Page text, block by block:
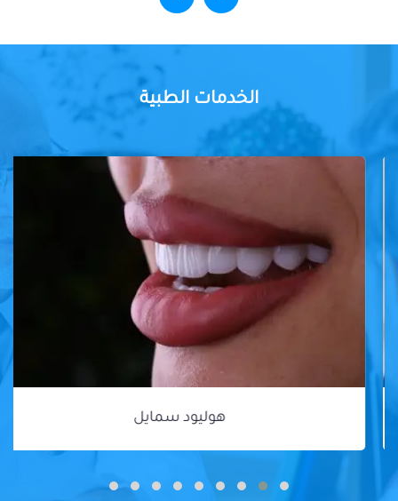
الخدمات الطبية
هوليود سمايل